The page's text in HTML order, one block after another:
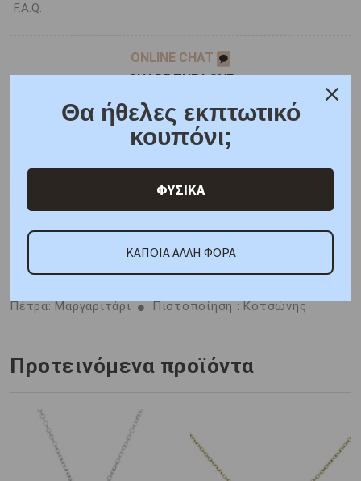
F.A.Q.
ONLINE CHAT
SHARE THE LOVE
Χαρακτηριστικά Γιατί εμάς
Κριτικές
ΑΠΟΣΤΟΛΗ ΣΕ 1 - 3 ΕΡΓΑΣΙΜΕΣ
Μέταλλο : Κίτρινος
Χρυσός K14
Βάρος : 1,2 gr
Διαστάσεις: Αλυσίδα:
Πέτρα: Μαργαριτάρι
Πιστοποίηση : Κοτσώνης
Προτεινόμενα προϊόντα
Θα ήθελες εκπτωτικό
κουπόνι;
ΦΥΣΙΚΑ
ΚΑΠΟΙΑ ΑΛΛΗ ΦΟΡΑ